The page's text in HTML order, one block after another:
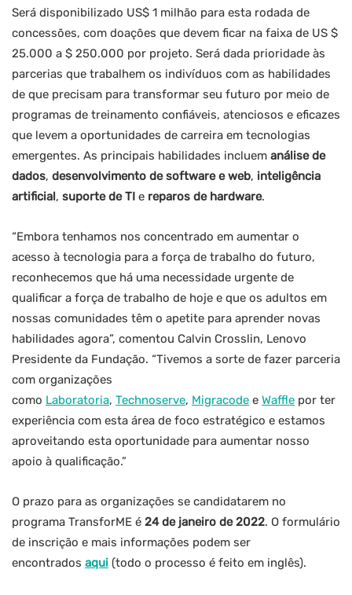
Será disponibilizado US$ 1 milhão para esta rodada de
concessões, com doações que devem ficar na faixa de US $
25.000 a $ 250.000 por projeto. Será dada prioridade às
parcerias que trabalhem os indivíduos com as habilidades
de que precisam para transformar seu futuro por meio de
programas de treinamento confiáveis, atenciosos e eficazes
que levem a oportunidades de carreira em tecnologias
emergentes. As principais habilidades incluem análise de
dados, desenvolvimento de software e web, inteligência
artificial, suporte de TI e reparos de hardware.
“Embora tenhamos nos concentrado em aumentar o
acesso à tecnologia para a força de trabalho do futuro,
reconhecemos que há uma necessidade urgente de
qualificar a força de trabalho de hoje e que os adultos em
nossas comunidades têm o apetite para aprender novas
habilidades agora”, comentou Calvin Crosslin, Lenovo
Presidente da Fundação. “Tivemos a sorte de fazer parceria
com organizações
como Laboratoria, Technoserve, Migracode e Waffle por ter
experiência com esta área de foco estratégico e estamos
aproveitando esta oportunidade para aumentar nosso
apoio à qualificação.”
O prazo para as organizações se candidatarem no
programa TransforME é 24 de janeiro de 2022. O formulário
de inscrição e mais informações podem ser
encontrados aqui (todo o processo é feito em inglês).